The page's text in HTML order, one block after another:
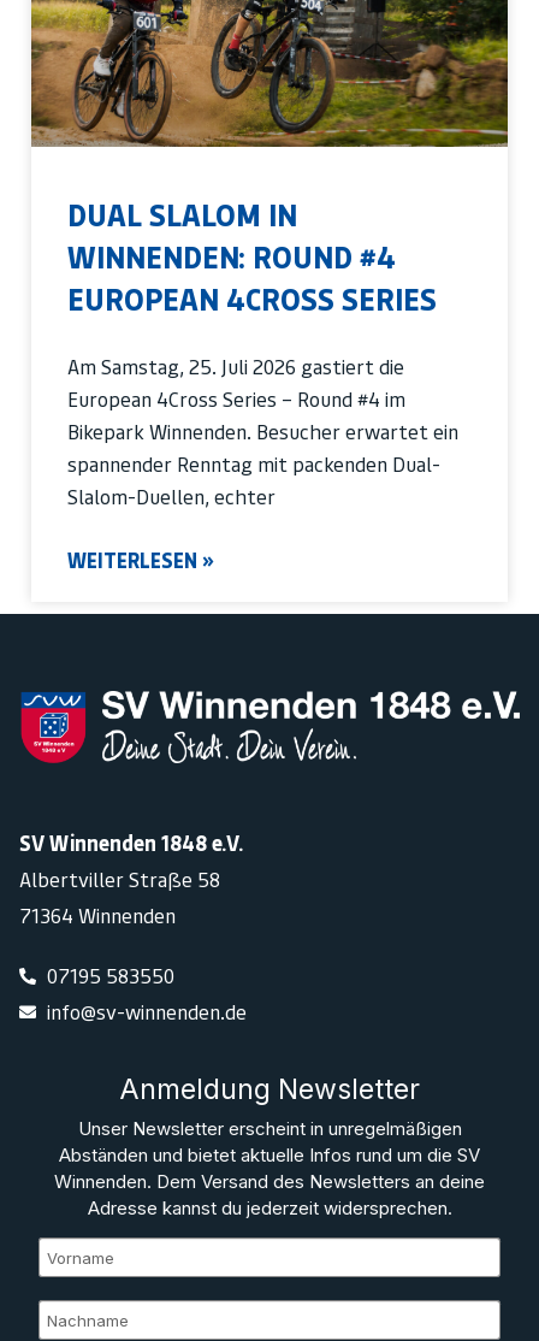
DUAL SLALOM IN
WINNENDEN: ROUND #4
EUROPEAN 4CROSS SERIES
Am Samstag, 25. Juli 2026 gastiert die
European 4Cross Series – Round #4 im
Bikepark Winnenden. Besucher erwartet ein
spannender Renntag mit packenden Dual-
Slalom-Duellen, echter
WEITERLESEN »
SV Winnenden 1848 e.V.
Albertviller Straße 58
71364 Winnenden
07195 583550
info@sv-winnenden.de
Anmeldung Newsletter
Unser Newsletter erscheint in unregelmäßigen
Abständen und bietet aktuelle Infos rund um die SV
Winnenden. Dem Versand des Newsletters an deine
Adresse kannst du jederzeit widersprechen.